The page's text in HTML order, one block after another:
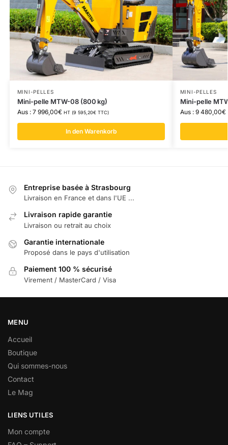
MINI-PELLES
Mini-pelle MTW-08 (800 kg)
Aus : 7 996,00€ HT (9 595,20€TTC)
In den Warenkorb
MINI-PELLES
Mini-pelle
Aus : 9 480,00€
Entreprise basée à Strasbourg
Livraison en France et dans l'UE ...
Livraison rapide garantie
Livraison ou retrait au choix
Garantie internationale
Proposé dans le pays d'utilisation
Paiement 100 % sécurisé
Virement / MasterCard / Visa
MENU
Accueil
Boutique
Qui sommes-nous
Contact
Le Mag
LIENS UTILES
Mon compte